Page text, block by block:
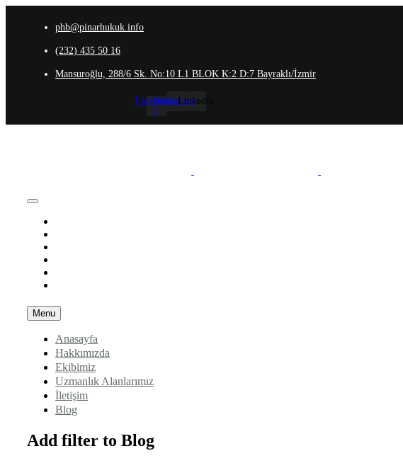
phb@pinarhukuk.info
(232) 435 50 16
Mansuroğlu, 288/6 Sk. No:10 L1 BLOK K:2 D:7 Bayraklı/İzmir
Facebook-
f
Instagram
Linkedin
Menu
Anasayfa
Hakkımızda
Ekibimiz
Uzmanlık Alanlarımız
İletişim
Blog
Add filter to Blog